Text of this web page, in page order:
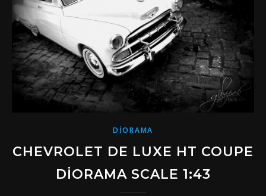
DIORAMA
CHEVROLET DE LUXE HT COUPE
DIORAMA SCALE 1:43